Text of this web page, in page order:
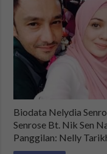
Biodata Nelydia
Senrose Bt. Nik Sen
Panggilan: Nelly